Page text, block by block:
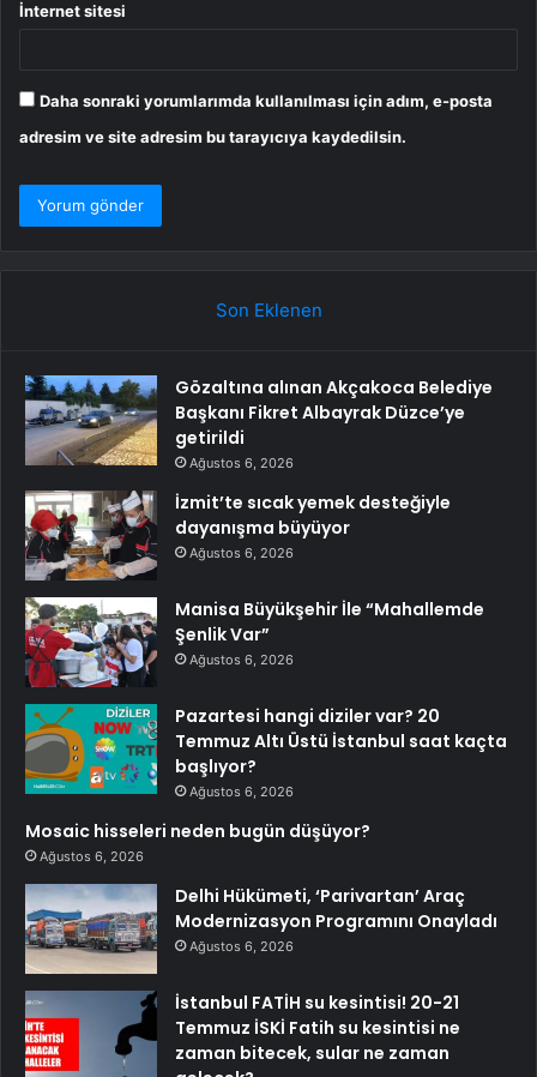
İnternet sitesi
Daha sonraki yorumlarımda kullanılması için adım, e-posta
adresim ve site adresim bu tarayıcıya kaydedilsin.
Son Eklenen
Gözaltına alınan Akçakoca Belediye
Başkanı Fikret Albayrak Düzce’ye
getirildi
Ağustos 6, 2026
İzmit’te sıcak yemek desteğiyle
dayanışma büyüyor
Ağustos 6, 2026
Manisa Büyükşehir İle “Mahallemde
Şenlik Var”
Ağustos 6, 2026
Pazartesi hangi diziler var? 20
Temmuz Altı Üstü İstanbul saat kaçta
başlıyor?
Ağustos 6, 2026
Mosaic hisseleri neden bugün düşüyor?
Ağustos 6, 2026
Delhi Hükümeti, ‘Parivartan’ Araç
Modernizasyon Programını Onayladı
Ağustos 6, 2026
İstanbul FATİH su kesintisi! 20-21
Temmuz İSKİ Fatih su kesintisi ne
zaman bitecek, sular ne zaman